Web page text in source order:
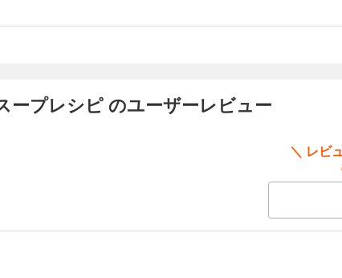
をサラサラに●コリを改善●高血圧を予防●冷えを改善●貧血を改善●骨
ープレシピ のユーザーレビュー
＼ レビ